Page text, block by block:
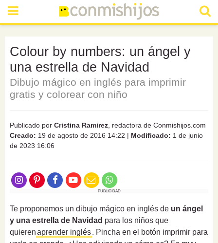
Colour by numbers: un ángel y
una estrella de Navidad
Dibujo mágico en inglés para imprimir
gratis y colorear con niño
Publicado por Cristina Ramirez , redactora de Conmishijos.com
Creado: 19 de agosto de 2016 14:22 | Modificado: 1 de junio
de 2023 16:06
PUBLICIDAD
Te proponemos un dibujo mágico en inglés de un ángel
y una estrella de Navidad para los niños que
quierenaprender inglés. Pincha en el botón imprimir para